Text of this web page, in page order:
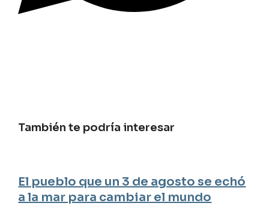
También te podría interesar
El pueblo que un 3 de agosto se echó
a la mar para cambiar el mundo